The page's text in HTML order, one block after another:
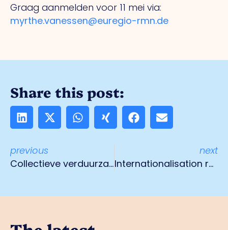
Graag aanmelden voor 11 mei via:
myrthe.vanessen@euregio-rmn.de
Share this post:
previous
Collectieve verduurzaming
next
Internationalisation research